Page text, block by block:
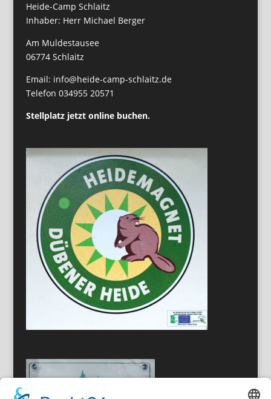
Heide-Camp Schlaitz
Inhaber: Herr Michael Berger
Am Muldestausee
06774 Schlaitz
Email: info@heide-camp-schlaitz.de
Telefon 034955 20571
Stellplatz jetzt online buchen.